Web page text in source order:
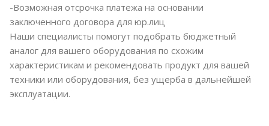
-Возможная отсрочка платежа на основании
заключенного договора для юр.лиц
Наши специалисты помогут подобрать бюджетный
аналог для вашего оборудования по схожим
характеристикам и рекомендовать продукт для вашей
техники или оборудования, без ущерба в дальнейшей
эксплуатации.